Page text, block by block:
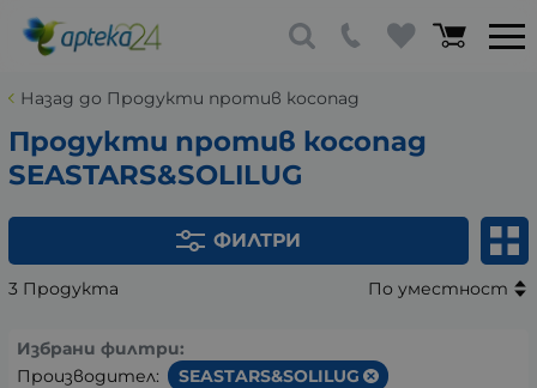
Назад до Продукти против косопад
Продукти против косопад
SEASTARS&SOLILUG
ФИЛТРИ
3 Продукта По уместност
Избрани филтри:
Производител:
SEASTARS&SOLILUG